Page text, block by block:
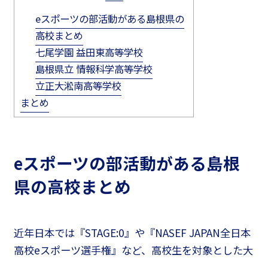
eスポーツの部活動がある島根県の
高校まとめ
七尾学園 益田東高等学校
島根県立 情報科学高等学校
立正大淞南高等学校
まとめ
eスポーツの部活動がある島根
県の高校まとめ
近年日本では『STAGE:0』や『NASEF JAPAN全日本
高校eスポーツ選手権』など、高校生を対象とした大